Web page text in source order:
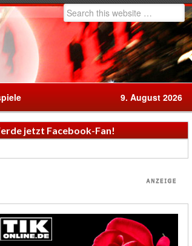
9. August 2026
jetzt Facebook-Fan!